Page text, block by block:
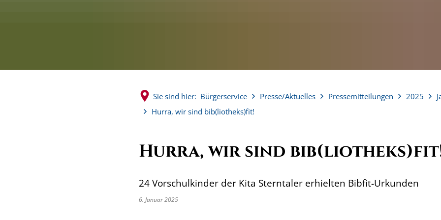
Sie sind hier: Bürgerservice Presse/Aktuelles Pressemitteilungen 2025
Hurra, wir sind bib(liotheks)fit!
Hurra, wir sind
24 Vorschulkinder der Kita Sterntaler erhielten Bibfit-Urkunden
6. Januar 2025